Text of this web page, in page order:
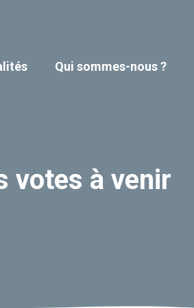
Qui sommes-nous ?
votes à venir